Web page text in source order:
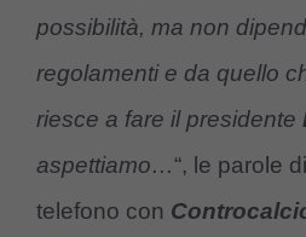
possibilità, ma non
regolamenti e da quello
riesce a fare il presidente
aspettiamo…“, le parole di
telefono con